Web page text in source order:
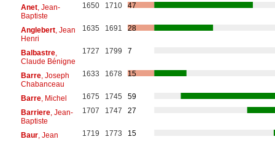
Anet, Jean-
Baptiste
1650 1710 47
Anglebert, Jean
Henri
1635 1691 28
Balbastre,
Claude Bénigne
1727 1799 7
Barre, Joseph
Chabanceau
1633 1678 15
Barre, Michel 1675 1745
59
Barriere, Jean-
Baptiste
1707 1747 27
Baur, Jean 1719 1773
15